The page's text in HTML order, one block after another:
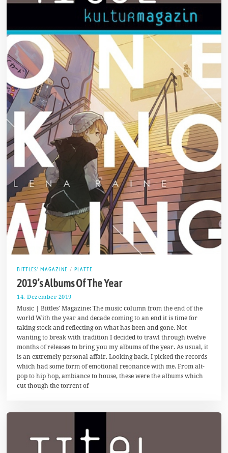
BITTLES' MAGAZINE / PLATTE
2019’s Albums Of The Year
14. Dezember 2019
.
D
e
z
m
b
e
r
2
0
Music | Bittles’ Magazine: The music column from the end of the
world With the year and decade coming to an end it is time for
taking stock and reflecting on what has been and gone. Not
wanting to break with tradition I decided to trawl through twelve
months of releases to bring you my albums of the year. As usual, it
is an extremely personal affair. Looking back, I picked the records
which had some form of emotional resonance with me. From alt-
pop to hip hop, ambiance to house, these were the albums which
cut though the torrent of